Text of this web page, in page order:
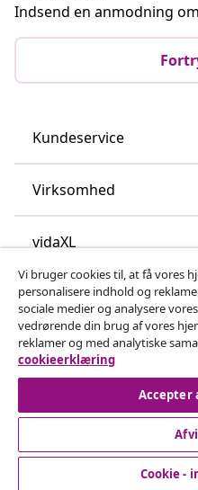
Indsend en anmodning
Kundeservice
Virksomhed
vidaXL
Opdag mere
© 2008-2026
Vi bruger cookies til, at få vores
personalisere indhold og
sociale medier og analysere
vedrørende din brug af vores
reklamer og med analytiske
cookieerklæring
Accepter
Cookie -